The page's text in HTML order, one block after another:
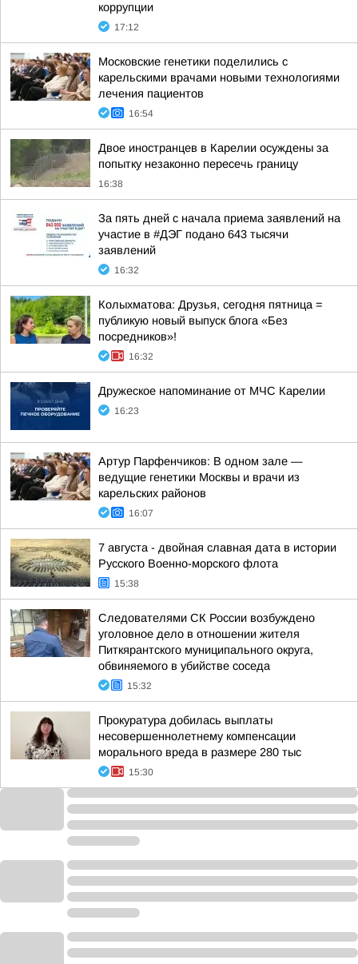
коррупции
17:12
Московские генетики поделились с
карельскими врачами новыми технологиями
лечения пациентов
16:54
Двое иностранцев в Карелии осуждены за
попытку незаконно пересечь границу
16:38
За пять дней с начала приема заявлений на
участие в #ДЭГ подано 643 тысячи
заявлений
16:32
Колыхматова: Друзья, сегодня пятница =
публикую новый выпуск блога «Без
посредников»!
16:32
Дружеское напоминание от МЧС Карелии
16:23
Артур Парфенчиков: В одном зале —
ведущие генетики Москвы и врачи из
карельских районов
16:07
7 августа - двойная славная дата в истории
Русского Военно-морского флота
15:38
Следователями СК России возбуждено
уголовное дело в отношении жителя
Питкярантского муниципального округа,
обвиняемого в убийстве соседа
15:32
Прокуратура добилась выплаты
несовершеннолетнему компенсации
морального вреда в размере 280 тыс
15:30